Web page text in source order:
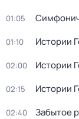
01:05
01:10 Истории
02:00 Истории
02:15 Истории
02:40 Забытое